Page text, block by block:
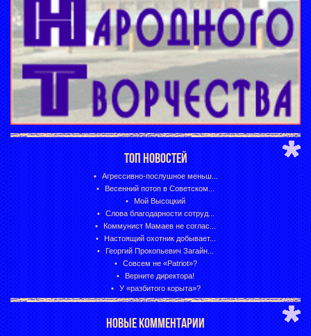
ТОП НОВОСТЕЙ
Агрессивно-послушное меньш...
Весенний потоп в Советском...
Мой Высоцкий
Слова благодарности сотруд...
Коммунист Мамаев не соглас...
Настоящий охотник добывает...
Георгий Прокопьевич Загайн...
Совсем не «Patriot»?
Верните директора!
У «разбитого корыта»?
НОВЫЕ КОММЕНТАРИИ